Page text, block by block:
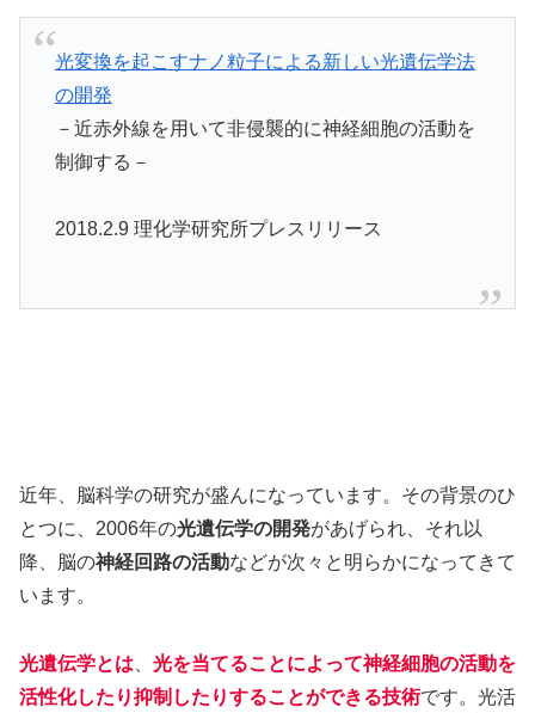
光変換を起こすナノ粒子による新しい光遺伝学法
の開発
－近赤外線を用いて非侵襲的に神経細胞の活動を
制御する－
2018.2.9 理化学研究所プレスリリース
近年、脳科学の研究が盛んになっています。その背景のひ
とつに、2006年の光遺伝学の開発があげられ、それ以
降、脳の神経回路の活動などが次々と明らかになってきて
います。
光遺伝学とは
光を当てることによって神経細胞の活動を
活性化したり抑制したりすることができる技術です。光活